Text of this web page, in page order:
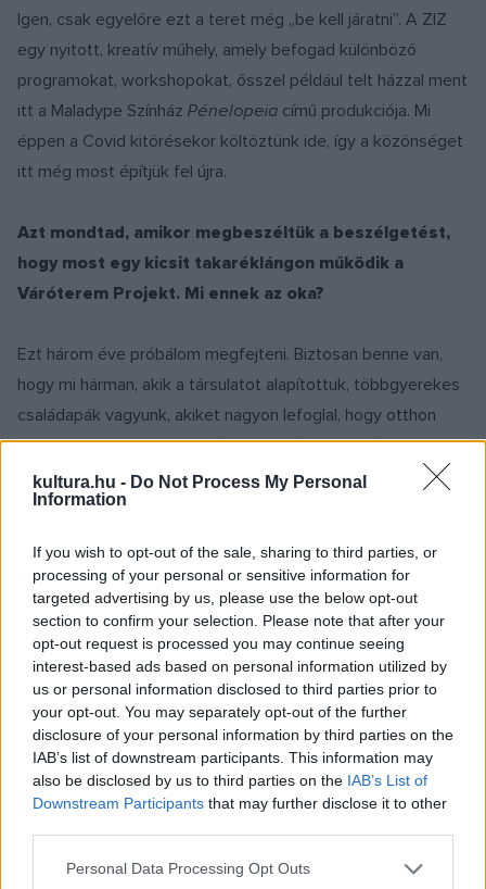
kultura.hu - Do Not Process My Personal
Information
If you wish to opt-out of the sale, sharing to third parties, or
processing of your personal or sensitive information for
targeted advertising by us, please use the below opt-out
section to confirm your selection. Please note that after your
opt-out request is processed you may continue seeing
interest-based ads based on personal information utilized by
us or personal information disclosed to third parties prior to
your opt-out. You may separately opt-out of the further
disclosure of your personal information by third parties on the
IAB’s list of downstream participants. This information may
also be disclosed by us to third parties on the IAB’s List of
Downstream Participants that may further disclose it to other
Please note that this website/app uses one or more Google
Personal Data Processing Opt Outs
Igen, csak egyelőre ezt a teret még „be kell járatni”. A ZIZ
egy nyitott, kreatív műhely, amely befogad különböző
programokat, workshopokat, ősszel például telt házzal ment
itt a Maladype Színház Pénelopeia című produkciója. Mi
éppen a Covid kitörésekor költöztünk ide, így a közönséget
itt még most építjük fel újra.
Azt mondtad, amikor megbeszéltük a beszélgetést,
hogy most egy kicsit takaréklángon működik a
Váróterem Projekt. Mi ennek az oka?
Ezt három éve próbálom megfejteni. Biztosan benne van,
hogy mi hárman, akik a társulatot alapítottuk, többgyerekes
családapák vagyunk, akiket nagyon lefoglal, hogy otthon
jelen legyünk. Már nem a színházban élünk. De túlzás lenne
csak erre fogni. Azt hiszem, van egy természetes kifutása a
dolgoknak, amit az olvasmányélményeim nagyjából tíz
vagyunk. A járvány nagyon szétzilált minket, ugyanakkor
meg sokunk azt szűrte le, hogy hú, de jó, hogy kicsit le
tudunk állni. Mert a független alkotói létet a belső energiák
és a munkabírás tartja fenn. Csinálom, csinálom, és valamit
visszakapok, vagy ha nem, akkor még többet teszek bele,
és akkor majd hátha. Olyan ez, mint egy mókuskerék.
Úgyhogy a járvány miatti leállás jól jött, de nyilván volt egy
bezuhanás. Picit cinikusan azt szoktam mondani, hogy nem
arra jött rá a közönség a Covid alatt, hogy jaj, hogy hiányzik
neki a színház, hanem arra, hogy milyen jól elvan színház
nélkül. Nyilván bízom benne, hogy ez így nem igaz... A leállás